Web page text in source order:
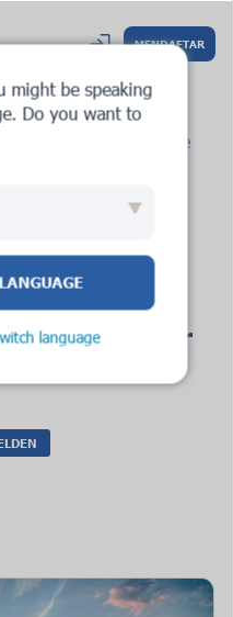
MENDAFTAR
in Braziliës Bijgewerkte
voor
might be speaking
Do you want to
language